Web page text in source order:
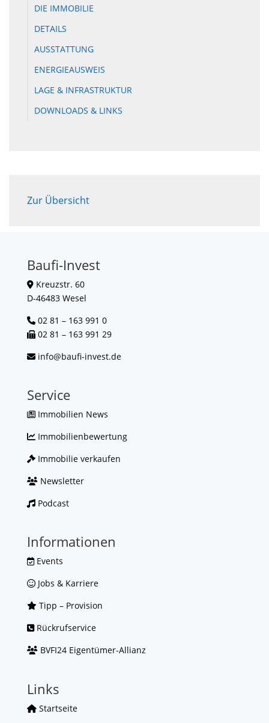
DIE IMMOBILIE
DETAILS
AUSSTATTUNG
ENERGIEAUSWEIS
LAGE & INFRASTRUKTUR
DOWNLOADS & LINKS
Zur Übersicht
Baufi-Invest
Kreuzstr. 60
D-46483 Wesel
02 81 – 163 991 0
02 81 – 163 991 29
info@baufi-invest.de
Service
Immobilien News
Immobilienbewertung
Immobilie verkaufen
Newsletter
Podcast
Informationen
Events
Jobs & Karriere
Tipp – Provision
Rückrufservice
BVFI24 Eigentümer-Allianz
Links
Startseite